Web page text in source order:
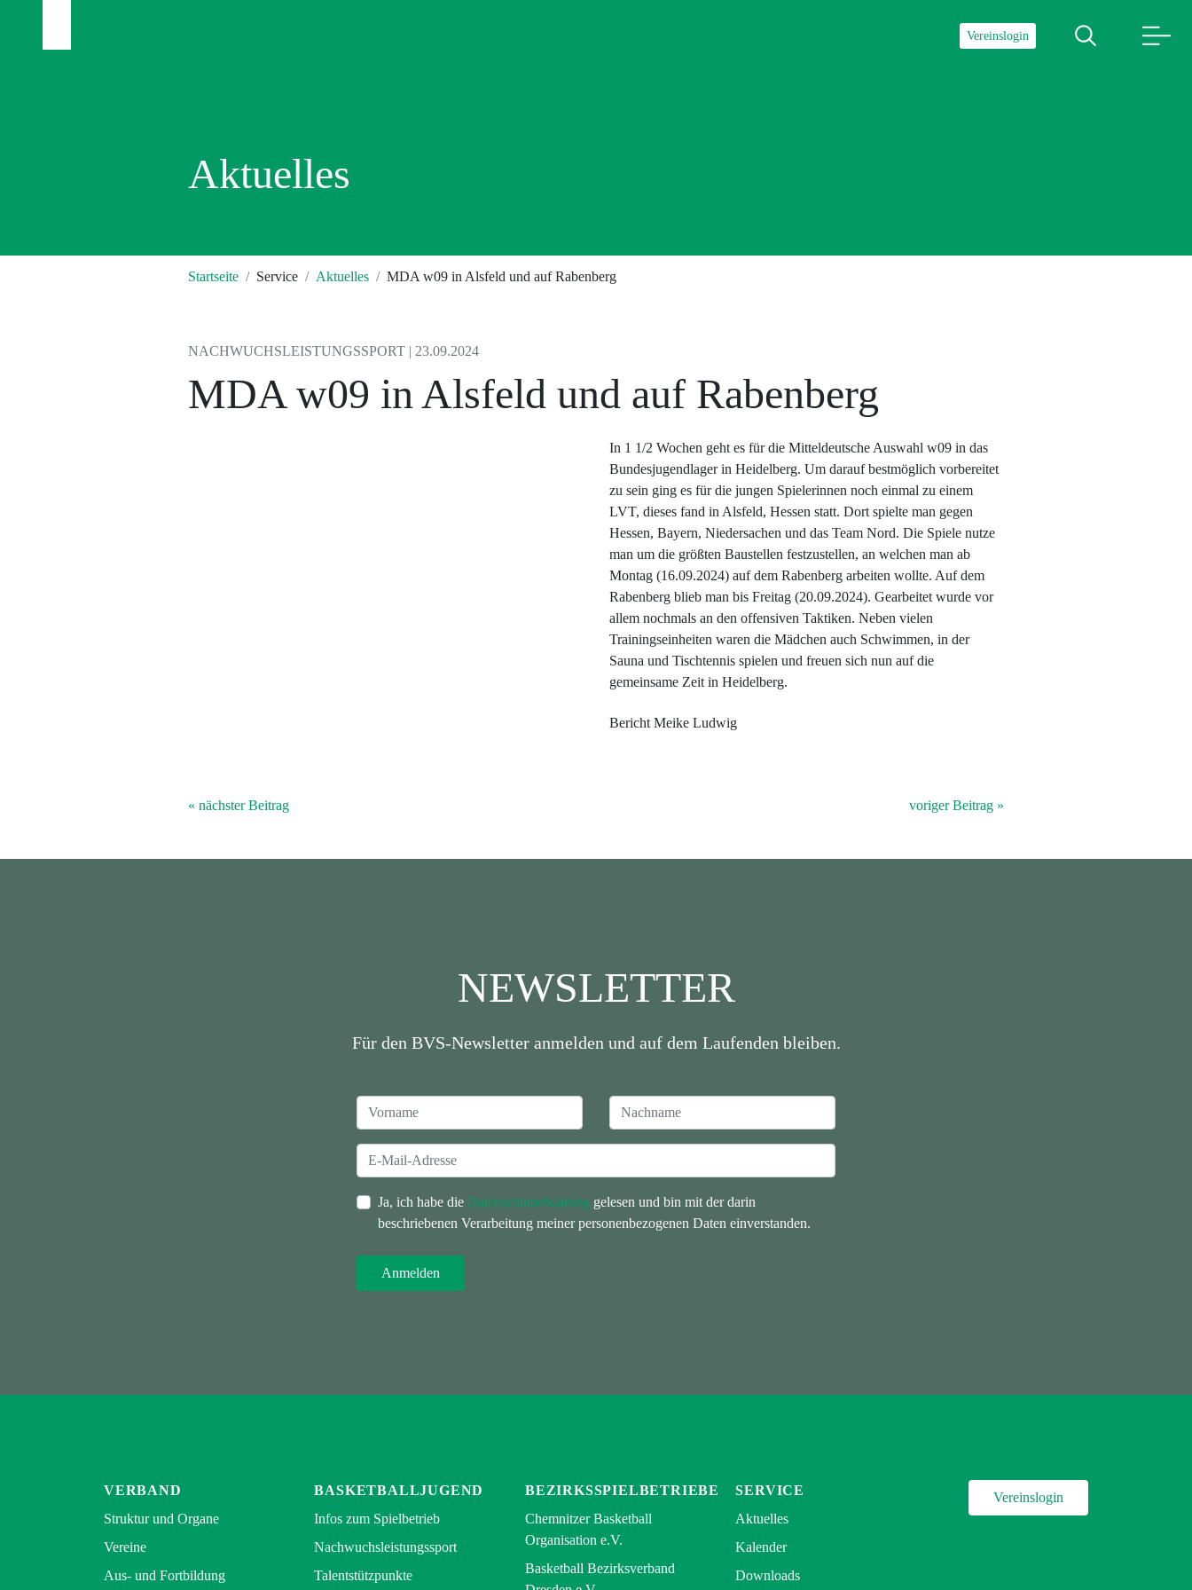
Vereinslogin
Aktuelles
Startseite Service Aktuelles MDA w09 in Alsfeld und auf Rabenberg
NACHWUCHSLEISTUNGSSPORT | 23.09.2024
MDA w09 in Alsfeld und auf Rabenberg
In 1 1/2 Wochen geht es für die Mitteldeutsche Auswahl w09 in das
Bundesjugendlager in Heidelberg. Um darauf bestmöglich vorbereitet
zu sein ging es für die jungen Spielerinnen noch einmal zu einem
LVT, dieses fand in Alsfeld, Hessen statt. Dort spielte man gegen
Hessen, Bayern, Niedersachen und das Team Nord. Die Spiele nutze
man um die größten Baustellen festzustellen, an welchen man ab
Montag (16.09.2024) auf dem Rabenberg arbeiten wollte. Auf dem
Rabenberg blieb man bis Freitag (20.09.2024). Gearbeitet wurde vor
allem nochmals an den offensiven Taktiken. Neben vielen
Trainingseinheiten waren die Mädchen auch Schwimmen, in der
Sauna und Tischtennis spielen und freuen sich nun auf die
gemeinsame Zeit in Heidelberg.
Bericht Meike Ludwig
« nächster Beitrag voriger Beitrag »
NEWSLETTER
Für den BVS-Newsletter anmelden und auf dem Laufenden bleiben.
Ja, ich habe die Datenschutzerklärung gelesen und bin mit der darin
beschriebenen Verarbeitung meiner personenbezogenen Daten einverstanden.
VERBAND
Struktur und Organe
Vereine
Aus- und Fortbildung
BASKETBALLJUGEND
Infos zum Spielbetrieb
Nachwuchsleistungssport
Talentstützpunkte
BEZIRKSSPIELBETRIEBE
Chemnitzer Basketball
Organisation e.V.
Basketball Bezirksverband
SERVICE
Aktuelles
Kalender
Downloads
Vereinslogin